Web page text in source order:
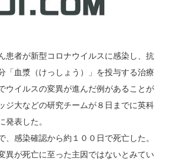
患者が新型コロナウイルスに感染し、抗
「血漿（けっしょう）」を投与する治療
ウイルスの変異が進んだ例があることが
ジ大などの研究チームが８日までに英科
発表した。
、感染確認から約１００日で死亡した。
異が死亡に至った主因ではないとみてい